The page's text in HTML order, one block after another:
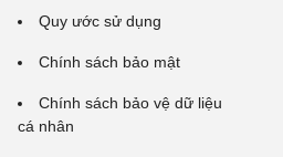
Quy ước sử dụng
Chính sách bảo mật
Chính sách bảo vệ dữ liệu
cá nhân